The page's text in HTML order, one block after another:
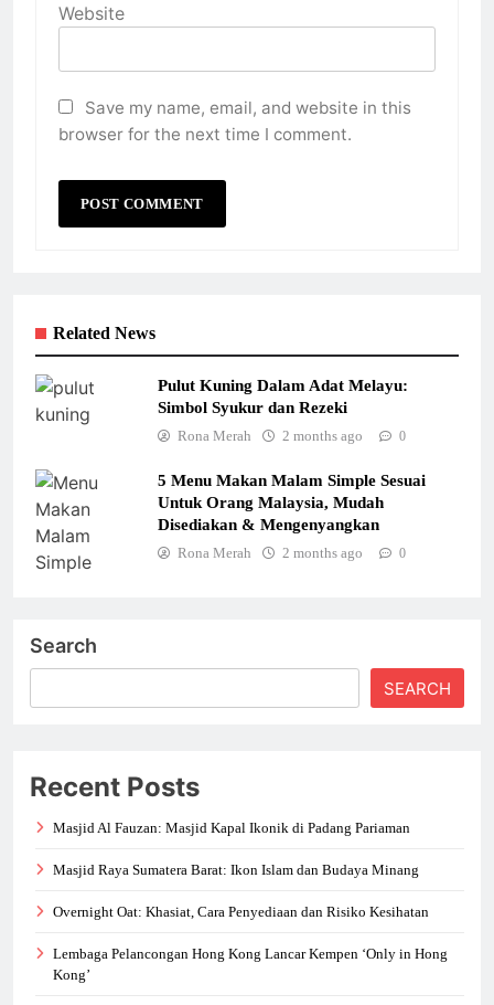
Website
Save my name, email, and website in this
browser for the next time I comment.
Related News
Pulut Kuning Dalam Adat Melayu:
Simbol Syukur dan Rezeki
Rona Merah 2 months ago 0
5 Menu Makan Malam Simple Sesuai
Untuk Orang Malaysia, Mudah
Disediakan & Mengenyangkan
Rona Merah 2 months ago 0
Search
SEARCH
Recent Posts
Masjid Al Fauzan: Masjid Kapal Ikonik di Padang Pariaman
Masjid Raya Sumatera Barat: Ikon Islam dan Budaya Minang
Overnight Oat: Khasiat, Cara Penyediaan dan Risiko Kesihatan
Lembaga Pelancongan Hong Kong Lancar Kempen ‘Only in Hong
Kong’